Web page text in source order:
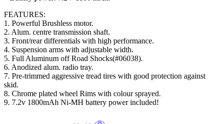
FEATURES:
1. Powerful Brushless motor.
2. Alum. centre transmission shaft.
3. Front/rear differentials with high performance.
4. Suspension arms with adjustable width.
5. Full Aluminum off Road Shocks(#06038).
6. Anodized alum. radio tray.
7. Pre-trimmed aggressive tread tires with good protection against
skid.
8. Chrome plated wheel Rims with colour sprayed.
9. 7.2v 1800mAh Ni-MH battery power included!